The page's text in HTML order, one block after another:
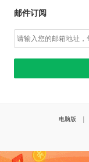
邮件订阅
电脑版 |